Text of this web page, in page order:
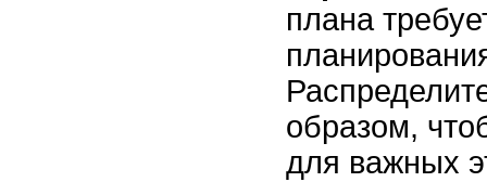
плана
образом,
для важных